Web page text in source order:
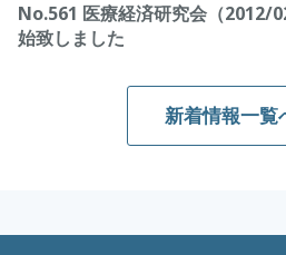
No.561 医療経済研究会（2012/
始致しました
新着情報一覧